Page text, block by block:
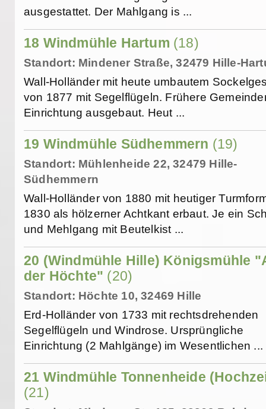
ausgestattet. Der Mahlgang is ...
18 Windmühle Hartum (18)
Standort: Mindener Straße, 32479 Hille-
Wall-Holländer mit heute umbautem
von 1877 mit Segelflügeln. Frühere
Einrichtung ausgebaut. Heut ...
19 Windmühle Südhemmern (19)
Standort: Mühlenheide 22, 32479 Hille-
Südhemmern
Wall-Holländer von 1880 mit heutiger
1830 als hölzerner Achtkant erbaut. Je ein
und Mehlgang mit Beutelkist ...
20 (Windmühle Hille) Königsmühle
der Höchte" (20)
Standort: Höchte 10, 32469 Hille
Erd-Holländer von 1733 mit rechtsdrehenden
Segelflügeln und Windrose. Ursprüngliche
Einrichtung (2 Mahlgänge) im Wesentlichen ...
21 Windmühle Tonnenheide
(21)